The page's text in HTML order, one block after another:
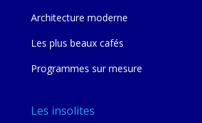
Architecture moderne
Les plus beaux cafés
Programmes sur mesure
Les insolites